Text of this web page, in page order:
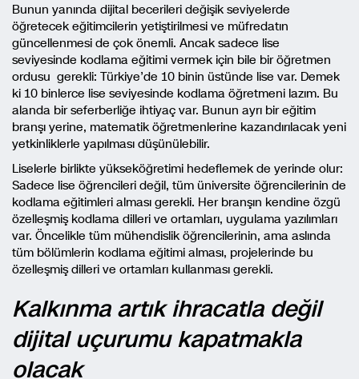
Bunun yanında dijital becerileri değişik seviyelerde
öğretecek eğitimcilerin yetiştirilmesi ve müfredatın
güncellenmesi de çok önemli. Ancak sadece lise
seviyesinde kodlama eğitimi vermek için bile bir öğretmen
ordusu gerekli: Türkiye’de 10 binin üstünde lise var. Demek
ki 10 binlerce lise seviyesinde kodlama öğretmeni lazım. Bu
alanda bir seferberliğe ihtiyaç var. Bunun ayrı bir eğitim
branşı yerine, matematik öğretmenlerine kazandırılacak yeni
yetkinliklerle yapılması düşünülebilir.
Liselerle birlikte yükseköğretimi hedeflemek de yerinde olur:
Sadece lise öğrencileri değil, tüm üniversite öğrencilerinin de
kodlama eğitimleri alması gerekli. Her branşın kendine özgü
özelleşmiş kodlama dilleri ve ortamları, uygulama yazılımları
var. Öncelikle tüm mühendislik öğrencilerinin, ama aslında
tüm bölümlerin kodlama eğitimi alması, projelerinde bu
özelleşmiş dilleri ve ortamları kullanması gerekli.
Kalkınma artık ihracatla değil
dijital uçurumu kapatmakla
olacak